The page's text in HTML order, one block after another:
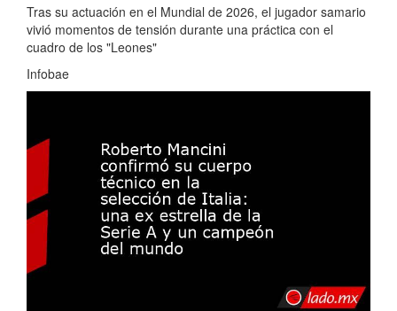
Tras su actuación en el Mundial de 2026, el jugador samario
vivió momentos de tensión durante una práctica con el
cuadro de los "Leones"
Infobae